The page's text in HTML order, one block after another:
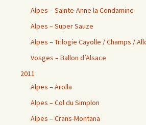
Alpes – Sainte-Anne la Condamine
Alpes – Super Sauze
Alpes – Trilogie Cayolle / Champs /
Vosges – Ballon d’Alsace
2011
Alpes – Arolla
Alpes – Col du Simplon
Alpes – Crans-Montana